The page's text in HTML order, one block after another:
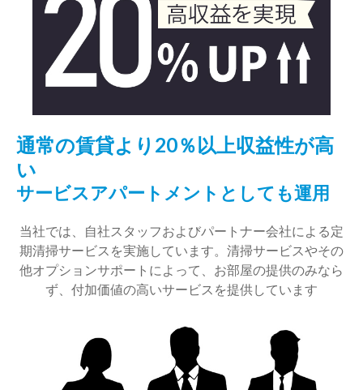
通常の賃貸より20％以上収益性が高
い
サービスアパートメントとしても運用
当社では、自社スタッフおよびパートナー会社による定
期清掃サービスを実施しています。清掃サービスやその
他オプションサポートによって、お部屋の提供のみなら
ず、付加価値の高いサービスを提供しています